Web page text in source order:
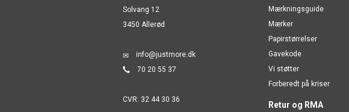
Solvang 12
3450 Allerød
info@justmore.dk
70 20 55 37
CVR: 32 44 30 36
Mærkningsguide
Mærker
Papirstørrelser
Gavekode
Vi støtter
Forberedt på kriser
Retur og RMA